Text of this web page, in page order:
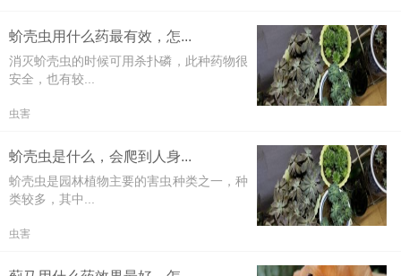
蚧壳虫用什么药最有效，怎...
消灭蚧壳虫的时候可用杀扑磷，此种药物很
安全，也有较...
虫害
蚧壳虫是什么，会爬到人身...
蚧壳虫是园林植物主要的害虫种类之一，种
类较多，其中...
虫害